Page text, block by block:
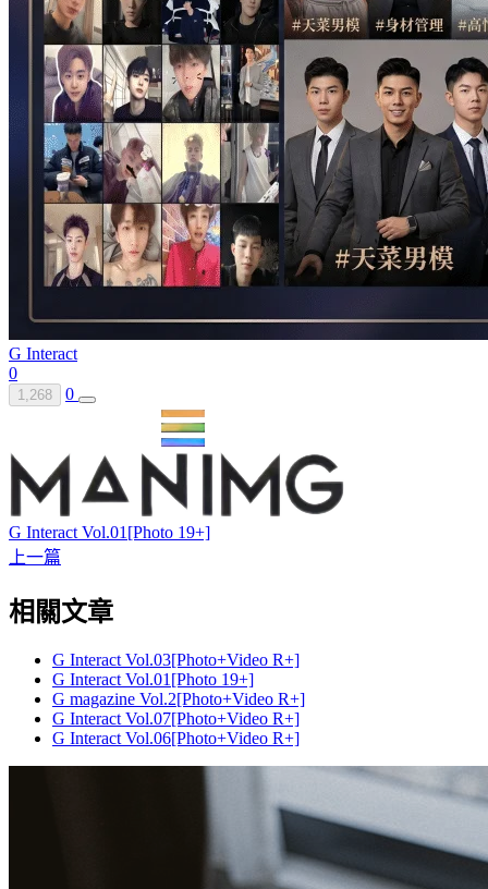
G Interact
0
1,268 0
G Interact Vol.01[Photo 19+]
上一篇
相關文章
G Interact Vol.03[Photo+Video R+]
G Interact Vol.01[Photo 19+]
G magazine Vol.2[Photo+Video R+]
G Interact Vol.07[Photo+Video R+]
G Interact Vol.06[Photo+Video R+]